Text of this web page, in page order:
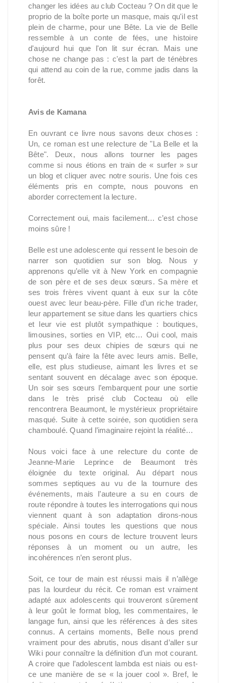
changer les idées au club Cocteau ? On dit que le
proprio de la boîte porte un masque, mais qu'il est
plein de charme, pour une Bête. La vie de Belle
ressemble à un conte de fées, une histoire
d'aujourd hui que l'on lit sur écran. Mais une
chose ne change pas : c'est la part de ténèbres
qui attend au coin de la rue, comme jadis dans la
forêt.
Avis de Kamana
En ouvrant ce livre nous savons deux choses :
Un, ce roman est une relecture de "La Belle et la
Bête". Deux, nous allons tourner les pages
comme si nous étions en train de « surfer » sur
un blog et cliquer avec notre souris. Une fois ces
éléments pris en compte, nous pouvons en
aborder correctement la lecture.
Correctement oui, mais facilement… c’est chose
moins sûre !
Belle est une adolescente qui ressent le besoin de
narrer son quotidien sur son blog. Nous y
apprenons qu’elle vit à New York en compagnie
de son père et de ses deux sœurs. Sa mère et
ses trois frères vivent quant à eux sur la côte
ouest avec leur beau-père. Fille d’un riche trader,
leur appartement se situe dans les quartiers chics
et leur vie est plutôt sympathique : boutiques,
limousines, sorties en VIP, etc… Oui cool, mais
plus pour ses deux chipies de sœurs qui ne
pensent qu’à faire la fête avec leurs amis. Belle,
elle, est plus studieuse, aimant les livres et se
sentant souvent en décalage avec son époque.
Un soir ses sœurs l’embarquent pour une sortie
dans le très prisé club Cocteau où elle
rencontrera Beaumont, le mystérieux propriétaire
masqué. Suite à cette soirée, son quotidien sera
chamboulé. Quand l’imaginaire rejoint la réalité…
Nous voici face à une relecture du conte de
Jeanne-Marie Leprince de Beaumont très
éloignée du texte original. Au départ nous
sommes septiques au vu de la tournure des
événements, mais l’auteure a su en cours de
route répondre à toutes les interrogations qui nous
viennent quant à son adaptation dirons-nous
spéciale. Ainsi toutes les questions que nous
nous posons en cours de lecture trouvent leurs
réponses à un moment ou un autre, les
incohérences n’en seront plus.
Soit, ce tour de main est réussi mais il n’allège
pas la lourdeur du récit. Ce roman est vraiment
adapté aux adolescents qui trouveront sûrement
à leur goût le format blog, les commentaires, le
langage fun, ainsi que les références à des sites
connus. A certains moments, Belle nous prend
vraiment pour des abrutis, nous disant d’aller sur
Wiki pour connaître la définition d’un mot courant.
A croire que l’adolescent lambda est niais ou est-
ce une manière de se « la jouer cool ». Bref, le